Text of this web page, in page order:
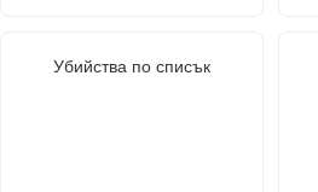
Убийства по списък